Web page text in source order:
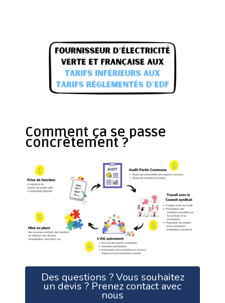
Comment ça se passe
concrètement ?
Des questions ? Vous souhaitez
un devis ? Prenez contact avec
nous